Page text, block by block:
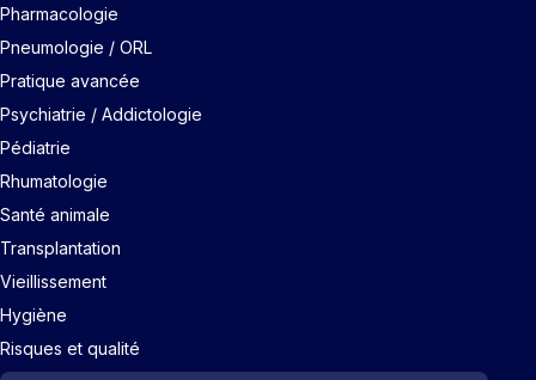
Pharmacologie
Pneumologie / ORL
Pratique avancée
Psychiatrie / Addictologie
Pédiatrie
Rhumatologie
Santé animale
Transplantation
Vieillissement
Hygiène
Risques et qualité